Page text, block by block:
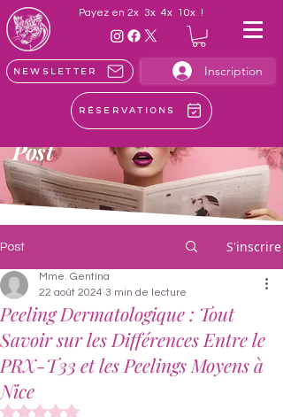
Payez en 2x 3x 4x 10x !
Newsletter Inscription
Réservations
Post
Post S'inscrire
Peeling Dermatologique : Tout
Savoir sur les Différences Entre le
PRX-T33 et les Peelings Moyens à
Nice
Mme. Gentina
22 août 2024 3 min de lecture
Noté NaN étoiles sur 5.